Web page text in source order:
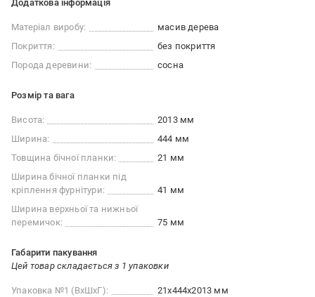
Додаткова інформація
Матеріал виробу:
масив дерева
Покриття:
без покриття
Порода деревини:
сосна
Розмір та вага
Висота:
2013 мм
Ширина:
444 мм
Товщина бічної планки:
21 мм
Ширина бічної планки під
кріплення фурнітури:
41 мм
Ширина верхньої та нижньої
перемичок:
75 мм
Габарити пакування
Цей товар складається з 1 упаковки
Упаковка №1 (ВхШхГ):
21x444x2013 мм